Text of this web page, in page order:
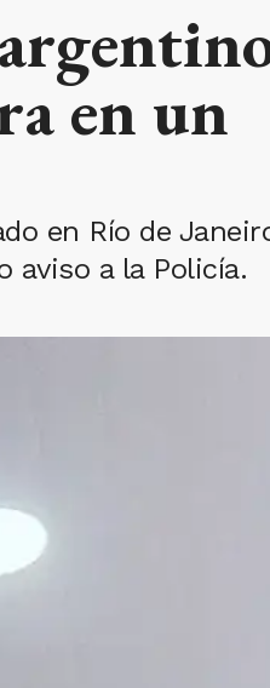
en un
en Río de
aviso a la Policía.